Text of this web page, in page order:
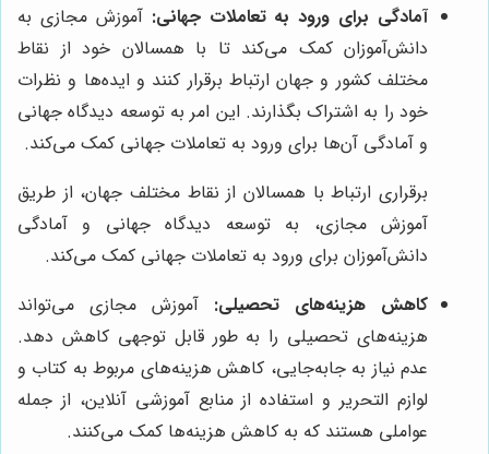
آمادگی برای ورود به تعاملات جهانی: آموزش مجازی به
دانش‌آموزان کمک می‌کند تا با همسالان خود از نقاط
مختلف کشور و جهان ارتباط برقرار کنند و ایده‌ها و نظرات
خود را به اشتراک بگذارند. این امر به توسعه دیدگاه جهانی
و آمادگی آن‌ها برای ورود به تعاملات جهانی کمک می‌کند.
برقراری ارتباط با همسالان از نقاط مختلف جهان، از طریق
آموزش مجازی، به توسعه دیدگاه جهانی و آمادگی
دانش‌آموزان برای ورود به تعاملات جهانی کمک می‌کند.
کاهش هزینه‌های تحصیلی: آموزش مجازی می‌تواند
هزینه‌های تحصیلی را به طور قابل توجهی کاهش دهد.
عدم نیاز به جابه‌جایی، کاهش هزینه‌های مربوط به کتاب و
لوازم التحریر و استفاده از منابع آموزشی آنلاین، از جمله
عواملی هستند که به کاهش هزینه‌ها کمک می‌کنند.